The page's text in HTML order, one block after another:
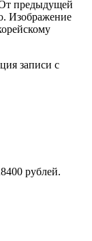
предыдущей
Изображение
записи с
рублей.